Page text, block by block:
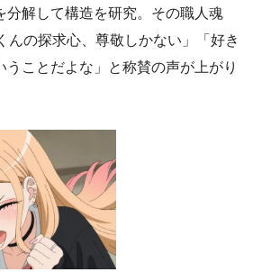
分解して構造を研究。その職人魂
んの探求心、尊敬しかない」「好き
うことだよな」と称賛の声が上がり